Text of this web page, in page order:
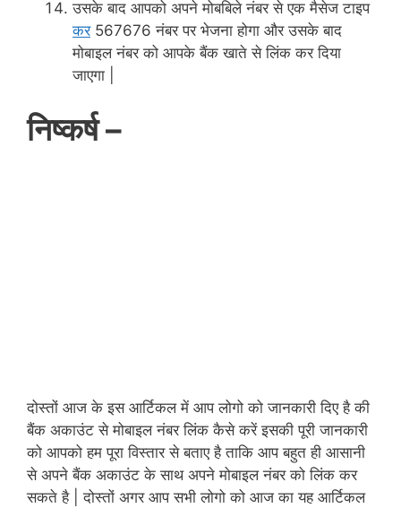
उसके बाद आपको अपने मोबबिले नंबर से एक मैसेज टाइप
कर567676 नंबर पर भेजना होगा और उसके बाद
मोबाइल नंबर को आपके बैंक खाते से लिंक कर दिया
जाएगा |
निष्कर्ष –
दोस्तों आज के इस आर्टिकल में आप लोगो को जानकारी दिए है की
बैंक अकाउंट से मोबाइल नंबर लिंक कैसे करें इसकी पूरी जानकारी
को आपको हम पूरा विस्तार से बताए है ताकि आप बहुत ही आसानी
से अपने बैंक अकाउंट के साथ अपने मोबाइल नंबर को लिंक कर
सकते है | दोस्तों अगर आप सभी लोगो को आज का यह आर्टिकल